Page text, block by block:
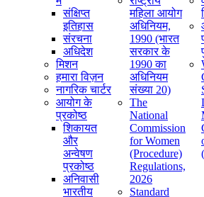
संक्षिप्‍त
इतिहास
संरचना
अधिदेश
मिशन
हमारा विज़न
नागरिक चार्टर
आयोग के
प्रकोष्ठ
शिकायत
और
अन्वेषण
प्रकोष्ठ
अनिवासी
भारतीय
महिला आयोग
अधिनियम,
1990 (भारत
सरकार के
1990 का
अधिनियम
संख्या 20)
The
National
Commission
for Women
(Procedure)
Regulations,
2026
Standard